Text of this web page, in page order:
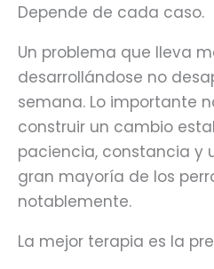
Depende de cada caso.
Un problema que lleva
desarrollándose no
semana. Lo importante
construir un cambio
paciencia, constancia y
gran mayoría de los
notablemente.
La mejor terapia es la